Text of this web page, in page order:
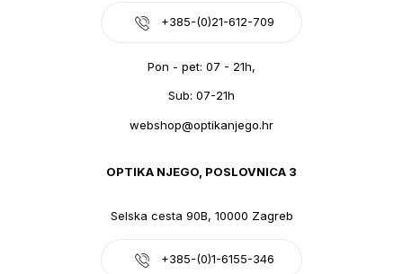
+385-(0)21-612-709
Pon - pet: 07 - 21h,
Sub: 07-21h
webshop@optikanjego.hr
OPTIKA NJEGO, POSLOVNICA 3
Selska cesta 90B, 10000 Zagreb
+385-(0)1-6155-346